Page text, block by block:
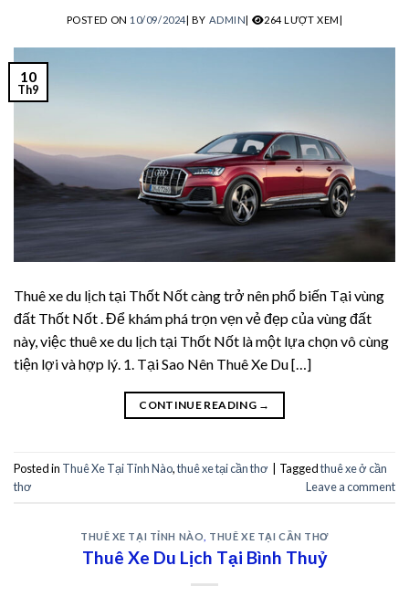
panel
panel
panel
panel
panel
panel
oku
satın al
POSTED ON 10/09/2024| BY ADMIN| 264 LƯỢT XEM|
10
Th9
Thuê xe du lịch tại Thốt Nốt càng trở nên phổ biến Tại vùng
đất Thốt Nốt . Để khám phá trọn vẹn vẻ đẹp của vùng đất
này, việc thuê xe du lịch tại Thốt Nốt là một lựa chọn vô cùng
tiện lợi và hợp lý. 1. Tại Sao Nên Thuê Xe Du […]
CONTINUE READING →
Posted in Thuê Xe Tại Tỉnh Nào,thuê xe tại cần thơ Taggedthuê xe ở cần
thơ
Leave a comment
THUÊ XE TẠI TỈNH NÀO THUÊ XE TẠI CẦN THƠ
Thuê Xe Du Lịch Tại Bình Thuỷ